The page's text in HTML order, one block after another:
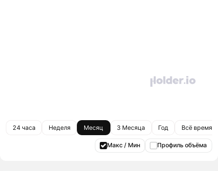
24 часа Неделя Месяц 3 Месяца Год Всё время
Макс / Мин Профиль объёма